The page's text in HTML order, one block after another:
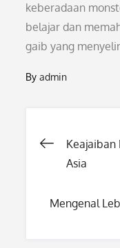
keberadaan
belajar dan
gaib yang
Byadmin
Post
Keajaiban
Asia
Mengenal